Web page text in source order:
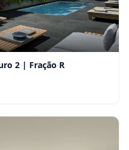
2 | Fração R